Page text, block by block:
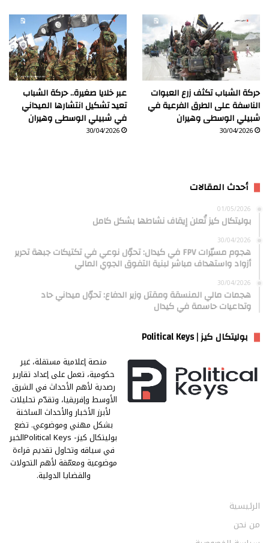
حركة الشباب تكثف زرع العبوات
الناسفة على الطرق الفرعية في
شبيلي الوسطى وهيران
30/04/2026
عبر خلايا صغيرة.. حركة الشباب
تعيد تشكيل انتشارها الميداني
في شبيلي الوسطى وهيران
30/04/2026
أحدث المقالات
01/05/2026
بوليتكال كيز تُعلن إيقاف نشاطها بشكل كامل
30/04/2026
هجوم مسيّرات FPV في كيدال: تحوّل نوعي في تكتيكات جبهة تحرير
أزواد واستهداف مباشر لبنية التفوق الجوي المالي
30/04/2026
هجمات مالي المنسقة ومقتل وزير الدفاع: تحوّل ميداني حاد
وتداعيات حاسمة في كيدال
بوليتكال كيز | Political Keys
منصة إعلامية مستقلة، غير
حكومية، تعمل على إعداد تقارير
رصدية لأهم الأحداث في الشرق
الأوسط وإفريقيا، وتقدّم تحليلات
لأبرز الأخبار والأحداث الساخنة
بشكل مهني وموضوعي. تضع
بوليتكال كيز- Political Keysالخبر
في سياقه وتحاول تقديم قراءة
موضوعية ومعمّقة لأهم التحولات
والقضايا الدولية.
الرئيسية
من نحن